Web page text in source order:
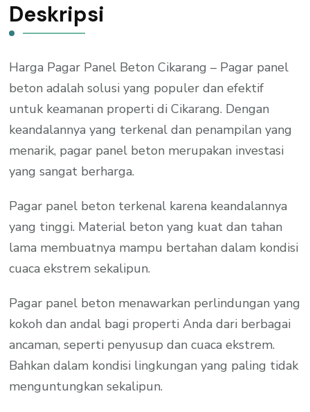
Deskripsi
Harga Pagar Panel Beton Cikarang – Pagar panel
beton adalah solusi yang populer dan efektif
untuk keamanan properti di Cikarang. Dengan
keandalannya yang terkenal dan penampilan yang
menarik, pagar panel beton merupakan investasi
yang sangat berharga.
Pagar panel beton terkenal karena keandalannya
yang tinggi. Material beton yang kuat dan tahan
lama membuatnya mampu bertahan dalam kondisi
cuaca ekstrem sekalipun.
Pagar panel beton menawarkan perlindungan yang
kokoh dan andal bagi properti Anda dari berbagai
ancaman, seperti penyusup dan cuaca ekstrem.
Bahkan dalam kondisi lingkungan yang paling tidak
menguntungkan sekalipun.